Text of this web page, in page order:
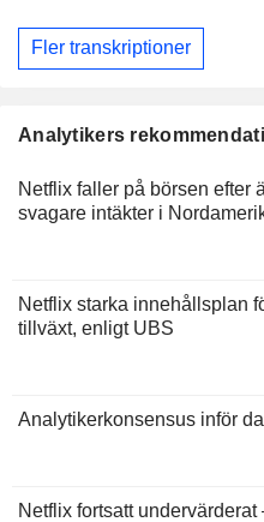
Fler transkriptioner
Analytikers
Netflix faller på börsen efter
svagare intäkter i
Netflix starka innehållsplan
tillväxt, enligt UBS
Analytikerkonsensus inför
Netflix fortsatt undervärderat